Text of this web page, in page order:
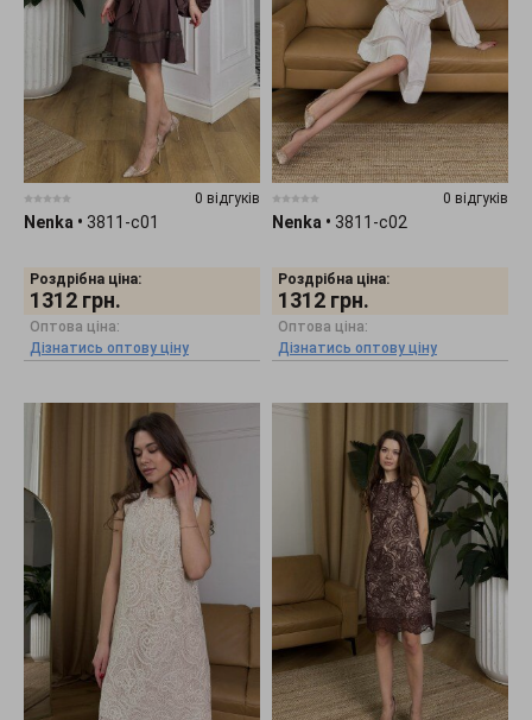
0 відгуків
Nenka • 3811-c01
Роздрібна ціна:
1312 грн.
Оптова ціна:
Дізнатись оптову ціну
0 відгуків
Nenka • 3811-c02
Роздрібна ціна:
1312 грн.
Оптова ціна:
Дізнатись оптову ціну